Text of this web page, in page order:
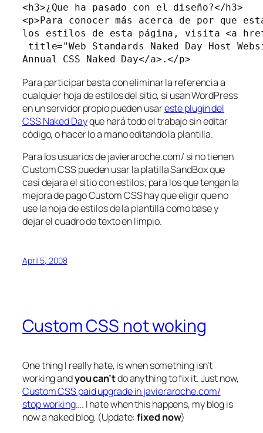
<h3>¿Que ha pasado con el diseño?</h3>
<p>Para conocer más acerca de por que
los estilos de esta página, visita <a
title="Web Standards Naked Day Host
Para participar basta con eliminar la referencia a
cualquier hoja de estilos del sitio, si usan WordPress
en un servidor propio pueden usareste plugin del
CSS Naked Dayque hará todo el trabajo sin editar
código, o hacer lo a mano editando la plantilla.
Para los usuarios de javieraroche.com/ si no tienen
Custom CSS pueden usar la platilla SandBox que
casí dejara el sitio con estilos; para los que tengan la
mejora de pago Custom CSS hay que eligir que no
use la hoja de estilos de la plantilla como base y
dejar el cuadro de texto en limpio.
April 5, 2008
Custom CSS not woking
One thing I really hate, is when something isn’t
working andyou can’tdo anything to fix it. Just now,
Custom CSS paid upgrade in javieraroche.com/
stop working…. I hate when this happens, my blog is
now a naked blog. (Update:fixed now)